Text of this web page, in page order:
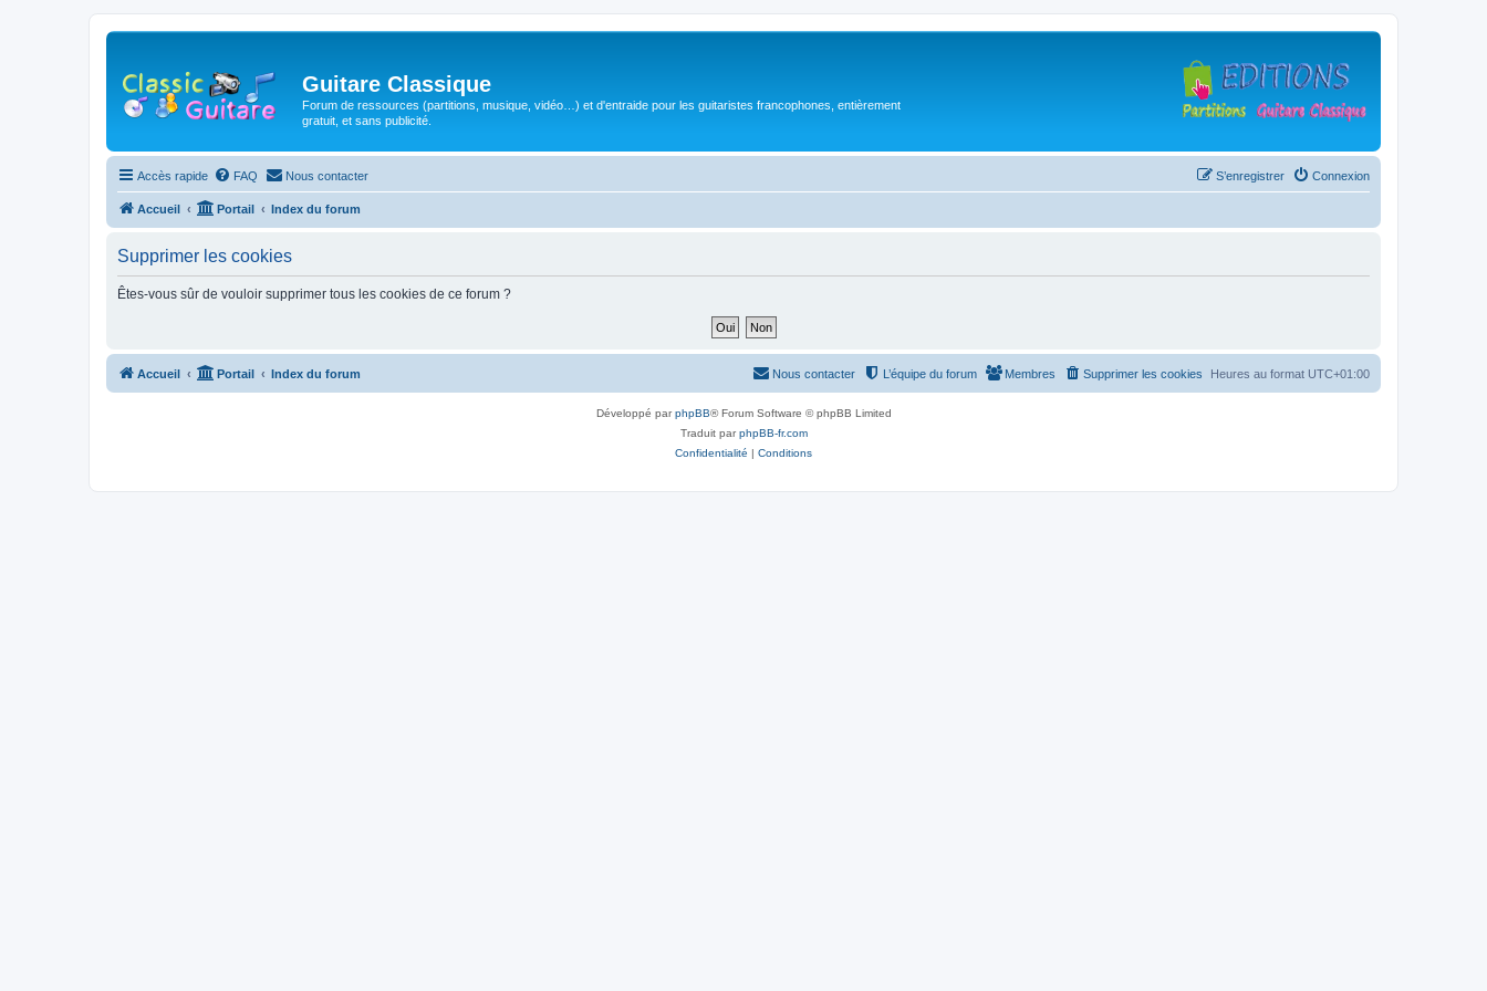
Guitare Classique
Forum de ressources (partitions, musique, vidéo…) et d'entraide pour les guitaristes francophones, entièrement
gratuit, et sans publicité.
Accès rapide FAQ Nous contacter Connexion
S’enregistrer
Accueil Portail Index du forum
Supprimer les cookies
Êtes-vous sûr de vouloir supprimer tous les cookies de ce forum ?
Accueil Portail Index du forum Heures au format UTC+01:00
Supprimer les cookies
Membres
L’équipe du forum
Nous contacter
Développé parphpBB® Forum Software © phpBB Limited
Traduit parphpBB-fr.com
Confidentialité | Conditions